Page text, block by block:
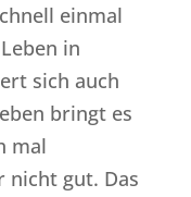
einmal
in
sich auch
bringt es
mal
nicht gut. Das